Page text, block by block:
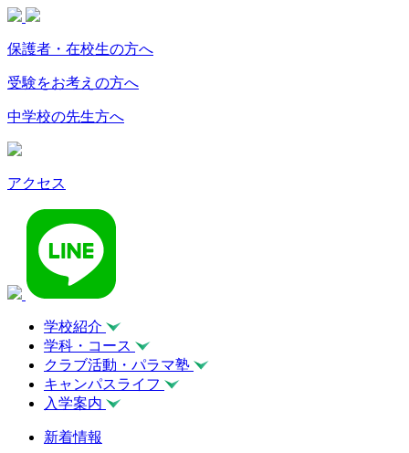
保護者・在校生の方へ
受験をお考えの方へ
中学校の先生方へ
アクセス
学校紹介
学科・コース
クラブ活動・パラマ塾
キャンパスライフ
入学案内
新着情報